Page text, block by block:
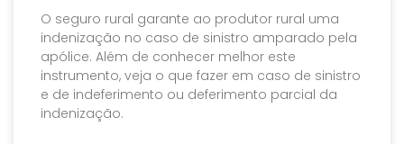
O seguro rural garante ao produtor rural uma
indenização no caso de sinistro amparado pela
apólice. Além de conhecer melhor este
instrumento, veja o que fazer em caso de sinistro
e de indeferimento ou deferimento parcial da
indenização.